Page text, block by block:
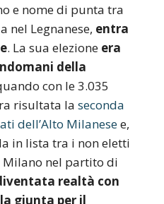
e nome di punta tra
nel Legnanese, entra
. La sua elezione era
della
con le 3.035
risultata la seconda
dell’Alto Milanesee,
in lista tra i non eletti
Milano nel partito di
realtà con
giunta per il